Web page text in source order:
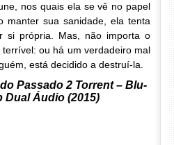
nos quais ela se vê no papel
manter sua sanidade, ela tenta
si própria. Mas, não importa o
ou há um verdadeiro mal
está decidido a destruí-la.
Passado 2 Torrent – Blu-
Dual Áudio (2015)